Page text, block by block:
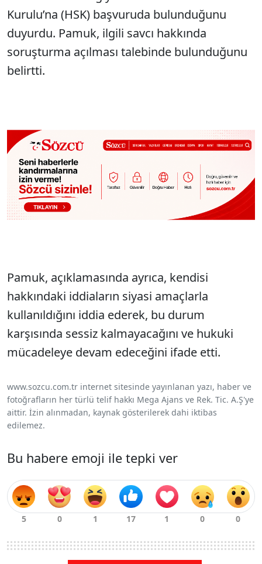
Kurulu’na (HSK) başvuruda bulunduğunu
duyurdu. Pamuk, ilgili savcı hakkında
soruşturma açılması talebinde bulunduğunu
belirtti.
Pamuk, açıklamasında ayrıca, kendisi
hakkındaki iddiaların siyasi amaçlarla
kullanıldığını iddia ederek, bu durum
karşısında sessiz kalmayacağını ve hukuki
mücadeleye devam edeceğini ifade etti.
www.sozcu.com.tr internet sitesinde yayınlanan yazı, haber ve
fotoğrafların her türlü telif hakkı Mega Ajans ve Rek. Tic. A.Ş'ye
aittir. İzin alınmadan, kaynak gösterilerek dahi iktibas
edilemez.
Bu habere emoji ile tepki ver